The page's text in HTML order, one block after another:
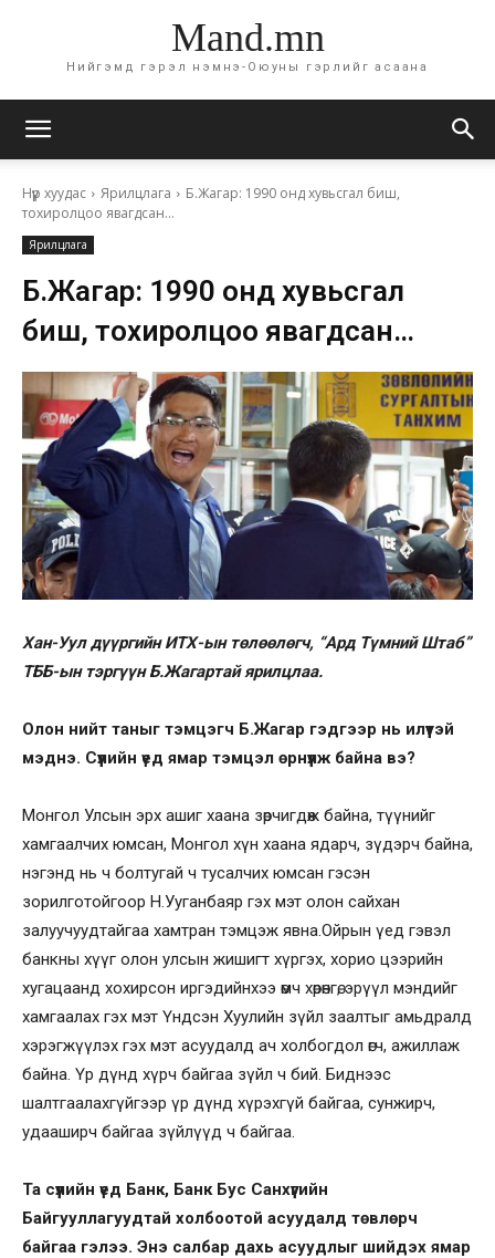
Mand.mn
Нийгэмд гэрэл нэмнэ-Оюуны гэрлийг асаана
Нүүр хуудас Ярилцлага
Б.Жагар: 1990 онд хувьсгал биш,
тохиролцоо явагдсан...
Ярилцлага
Б.Жагар: 1990 онд хувьсгал
биш, тохиролцоо явагдсан…
Хан-Уул дүүргийн ИТХ-ын төлөөлөгч, “Ард Түмний Штаб”
ТББ-ын тэргүүн Б.Жагартай ярилцлаа.
Олон нийт таныг тэмцэгч Б.Жагар гэдгээр нь илүүтэй
мэднэ. Сүүлийн үед ямар тэмцэл өрнүүлж байна вэ?
Монгол Улсын эрх ашиг хаана зөрчигдөж байна, түүнийг
хамгаалчих юмсан, Монгол хүн хаана ядарч, зүдэрч байна,
нэгэнд нь ч болтугай ч тусалчих юмсан гэсэн
зорилготойгоор Н.Ууганбаяр гэх мэт олон сайхан
залуучуудтайгаа хамтран тэмцэж явна.Ойрын үед гэвэл
банкны хүүг олон улсын жишигт хүргэх, хорио цээрийн
хугацаанд хохирсон иргэдийнхээ өмч хөрөнгө, эрүүл мэндийг
хамгаалах гэх мэт Үндсэн Хуулийн зүйл заалтыг амьдралд
хэрэгжүүлэх гэх мэт асуудалд ач холбогдол өгч, ажиллаж
байна. Үр дүнд хүрч байгаа зүйл ч бий. Биднээс
шалтгаалахгүйгээр үр дүнд хүрэхгүй байгаа, сунжирч,
удааширч байгаа зүйлүүд ч байгаа.
Та сүүлийн үед Банк, Банк Бус Санхүүгийн
Байгууллагуудтай холбоотой асуудалд төвлөрч
байгаа гэлээ. Энэ салбар дахь асуудлыг шийдэх ямар